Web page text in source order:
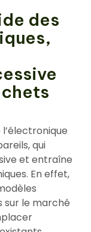
des
l’électronique
qui
et entraîne
En effet,
sur le marché